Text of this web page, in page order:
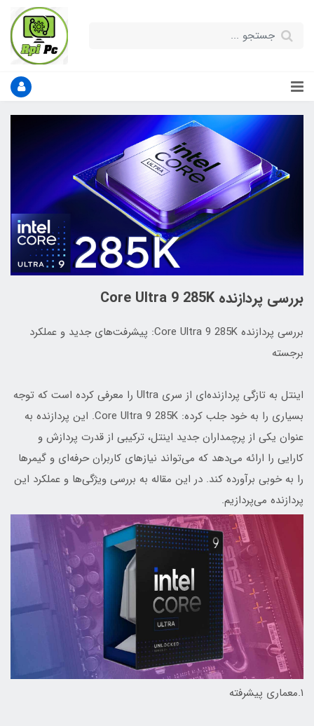
بررسی پردازنده Core Ultra 9 285K
بررسی پردازنده Core Ultra 9 285K: پیشرفت‌های جدید و عملکرد
برجسته
اینتل به تازگی پردازنده‌ای از سری Ultra را معرفی کرده است که توجه
بسیاری را به خود جلب کرده: Core Ultra 9 285K. این پردازنده به
عنوان یکی از پرچمداران جدید اینتل، ترکیبی از قدرت پردازش و
کارایی را ارائه می‌دهد که می‌تواند نیازهای کاربران حرفه‌ای و گیمرها
را به خوبی برآورده کند. در این مقاله به بررسی ویژگی‌ها و عملکرد این
پردازنده می‌پردازیم.
۱.معماری پیشرفته